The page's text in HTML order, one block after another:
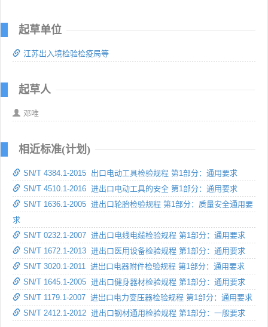
起草单位
江苏出入境检验检疫局等
起草人
邓唯
相近标准(计划)
SN/T 4384.1-2015 出口电动工具检验规程 第1部分：通用要求
SN/T 4510.1-2016 进出口电动工具的安全 第1部分：通用要求
SN/T 1636.1-2005 进出口轮胎检验规程 第1部分：质量安全通用要
求
SN/T 0232.1-2007 进出口电线电缆检验规程 第1部分：通用要求
SN/T 1672.1-2013 进出口医用设备检验规程 第1部分：通用要求
SN/T 3020.1-2011 进出口电器附件检验规程 第1部分：通用要求
SN/T 1645.1-2005 进出口健身器材检验规程 第1部分：通用要求
SN/T 1179.1-2007 进出口电力变压器检验规程 第1部分：通用要求
SN/T 2412.1-2012 进出口钢材通用检验规程 第1部分：一般要求